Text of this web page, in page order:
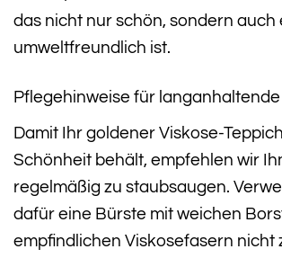
das nicht nur schön, sondern auch
umweltfreundlich ist.
Pflegehinweise für
Damit Ihr goldener Viskose-
Schönheit behält, empfehlen wir
regelmäßig zu staubsaugen.
dafür eine Bürste mit weichen
empfindlichen Viskosefasern nicht